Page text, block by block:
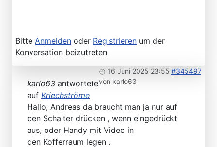
Bitte Anmelden oder Registrieren um der
Konversation beizutreten.
16 Juni 2025 23:55 #345497
von karlo63
karlo63 antwortete
auf Kriechströme
Hallo, Andreas da braucht man ja nur auf
den Schalter drücken , wenn eingedrückt
aus, oder Handy mit Video in
den Kofferraum legen .